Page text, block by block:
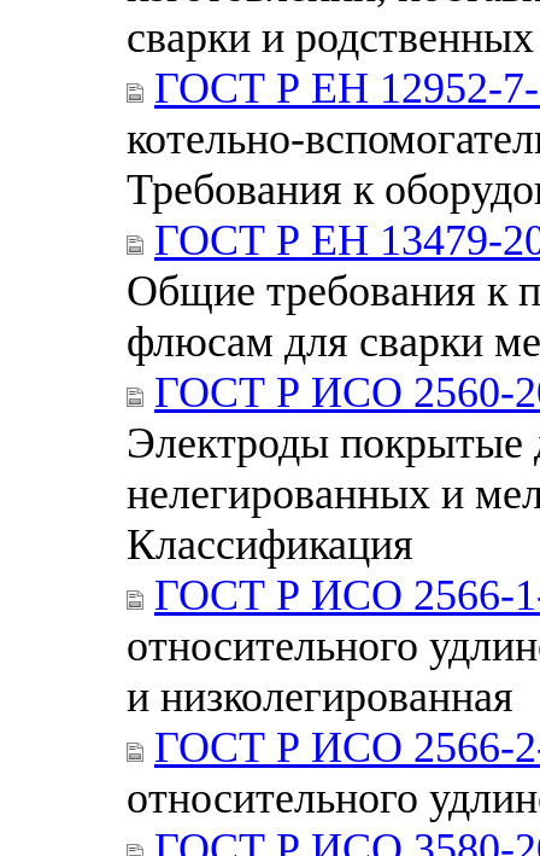
сварки и
ГОСТ Р ЕН 12952-
котельно-
Требования к
ГОСТ Р ЕН 13479-
Общие требования к
флюсам для сварки
ГОСТ Р ИСО 2560-
Электроды покрытые
нелегированных и
Классификация
ГОСТ Р ИСО 2566-
относительного
и низколегированная
ГОСТ Р ИСО 2566-
относительного